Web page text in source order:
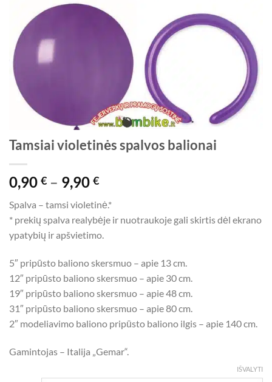
Tamsiai violetinės spalvos balionai
0,90 € – 9,90 €Price
0,90 €
through
9,90 €
Spalva – tamsi violetinė.*
* prekių spalva realybėje ir nuotraukoje gali skirtis dėl ekrano
ypatybių ir apšvietimo.
5″ pripūsto baliono skersmuo – apie 13 cm.
12″ pripūsto baliono skersmuo – apie 30 cm.
19″ pripūsto baliono skersmuo – apie 48 cm.
31″ pripūsto baliono skersmuo – apie 80 cm.
2″ modeliavimo baliono pripūsto baliono ilgis – apie 140 cm.
Gamintojas – Italija „Gemar“.
IŠVALYTI